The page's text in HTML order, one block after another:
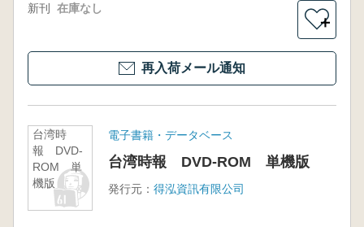
新刊 在庫なし
＋
再入荷メール通知
台湾時
報 DVD-
ROM 単
機版
電子書籍・データベース
台湾時報 DVD-ROM 単機版
発行元： 得泓資訊有限公司